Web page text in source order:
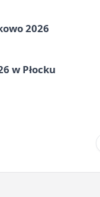
2026
w Płocku